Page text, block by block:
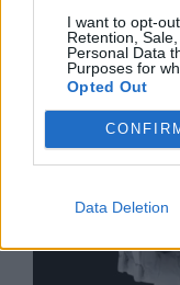
I want to opt-
Retention,
Personal Data
Purposes for
Opted Out
Data Deletion
Изкуствен
създаде